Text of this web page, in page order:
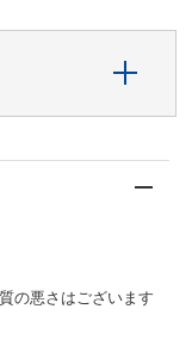
の悪さはございます